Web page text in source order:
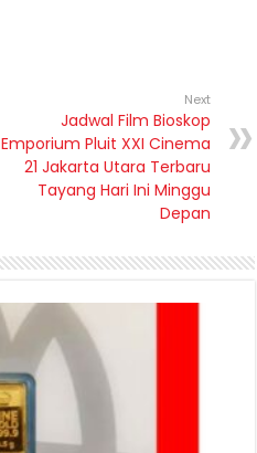
Next
Jadwal Film Bioskop
Emporium Pluit XXI Cinema
21 Jakarta Utara Terbaru
Tayang Hari Ini Minggu
Depan